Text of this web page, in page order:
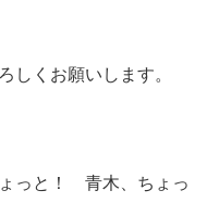
しくお願いします。
ょっと！ 青木、ちょっ